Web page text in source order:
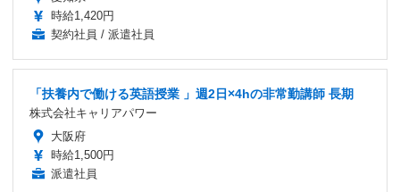
時給1,420円
契約社員 / 派遣社員
「扶養内で働ける英語授業 」週2日×4hの非常勤講師 長期
株式会社キャリアパワー
大阪府
時給1,500円
派遣社員